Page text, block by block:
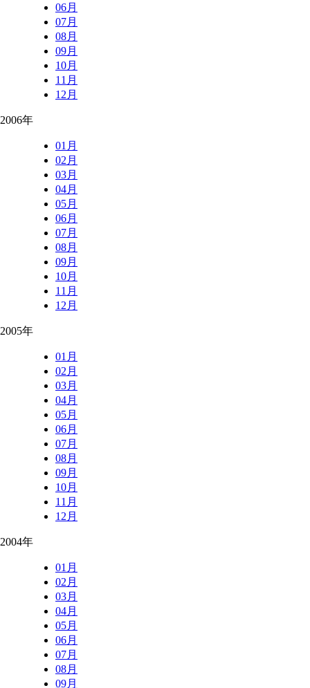
06月
07月
08月
09月
10月
11月
12月
2006年
01月
02月
03月
04月
05月
06月
07月
08月
09月
10月
11月
12月
2005年
01月
02月
03月
04月
05月
06月
07月
08月
09月
10月
11月
12月
2004年
01月
02月
03月
04月
05月
06月
07月
08月
09月